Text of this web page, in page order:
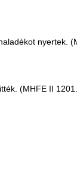
nyertek.
(MHFE II